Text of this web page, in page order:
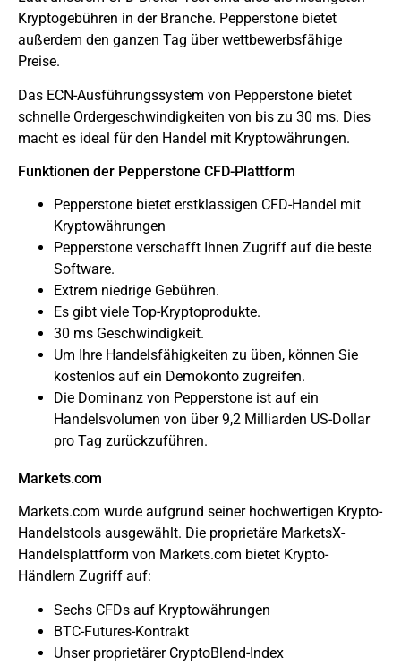
Kryptogebühren in der Branche. Pepperstone bietet
außerdem den ganzen Tag über wettbewerbsfähige
Preise.
Das ECN-Ausführungssystem von Pepperstone bietet
schnelle Ordergeschwindigkeiten von bis zu 30 ms. Dies
macht es ideal für den Handel mit Kryptowährungen.
Funktionen der Pepperstone CFD-Plattform
Pepperstone bietet erstklassigen CFD-Handel mit
Kryptowährungen
Pepperstone verschafft Ihnen Zugriff auf die beste
Software.
Extrem niedrige Gebühren.
Es gibt viele Top-Kryptoprodukte.
30 ms Geschwindigkeit.
Um Ihre Handelsfähigkeiten zu üben, können Sie
kostenlos auf ein Demokonto zugreifen.
Die Dominanz von Pepperstone ist auf ein
Handelsvolumen von über 9,2 Milliarden US-Dollar
pro Tag zurückzuführen.
Markets.com
Markets.com wurde aufgrund seiner hochwertigen Krypto-
Handelstools ausgewählt. Die proprietäre MarketsX-
Handelsplattform von Markets.com bietet Krypto-
Händlern Zugriff auf:
Sechs CFDs auf Kryptowährungen
BTC-Futures-Kontrakt
Unser proprietärer CryptoBlend-Index